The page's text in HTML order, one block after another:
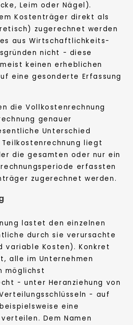
Leim oder Nägel).
Kostenträger direkt als
zugerechnet werden
aus Wirtschaftlichkeits-
nicht - diese
keinen erheblichen
eine gesonderte Erfassung
die Vollkostenrechnung
genauer
Unterschied
liegt
die gesamten oder nur ein
erfassten
zugerechnet werden.
lastet den einzelnen
durch sie verursachte
variable Kosten). Konkret
alle im Unternehmen
möglichst
- unter Heranziehung von
- auf
eine
Dem Namen